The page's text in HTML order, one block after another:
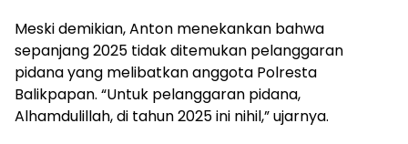
Meski demikian, Anton menekankan bahwa
sepanjang 2025 tidak ditemukan pelanggaran
pidana yang melibatkan anggota Polresta
Balikpapan. “Untuk pelanggaran pidana,
Alhamdulillah, di tahun 2025 ini nihil,” ujarnya.